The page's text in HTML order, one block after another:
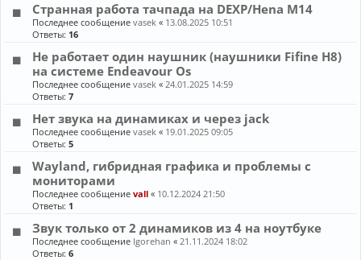
Странная работа тачпада на DEXP/Hena M14
Последнее сообщениеvasek « 13.08.2025 10:51
Ответы: 16
Не работает один наушник (наушники Fifine H8)
на системе Endeavour Os
Последнее сообщениеvasek «24.01.2025 14:59
Ответы:7
Нет звука на динамиках и через jack
Последнее сообщениеvasek « 19.01.2025 09:05
Ответы:5
Wayland, гибридная графика и проблемы с
мониторами
Последнее сообщениеvall « 10.12.2024 21:50
Ответы: 1
Звук только от 2 динамиков из 4 на ноутбуке
Последнее сообщение Igorehan «21.11.2024 18:02
Ответы:6